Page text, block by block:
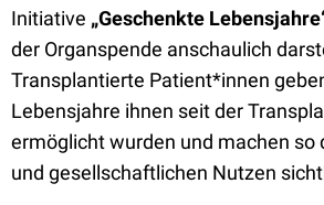
Initiative „Geschenkte
der Organspende anschaulich
Transplantierte Patient*innen
Lebensjahre ihnen seit der
ermöglicht wurden und machen so
und gesellschaftlichen Nutzen